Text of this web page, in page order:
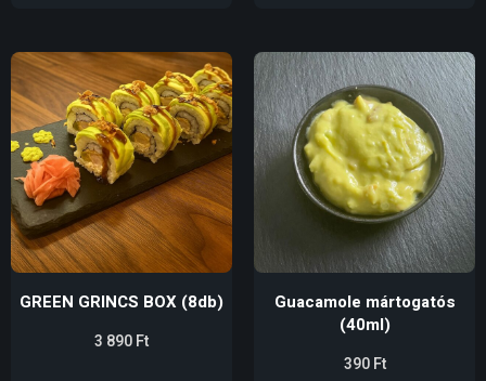
GREEN GRINCS BOX (8db)
3 890Ft
Guacamole mártogatós
(40ml)
390Ft